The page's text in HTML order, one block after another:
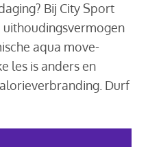
Bij City Sport
aqua move-
les is anders en
Durf